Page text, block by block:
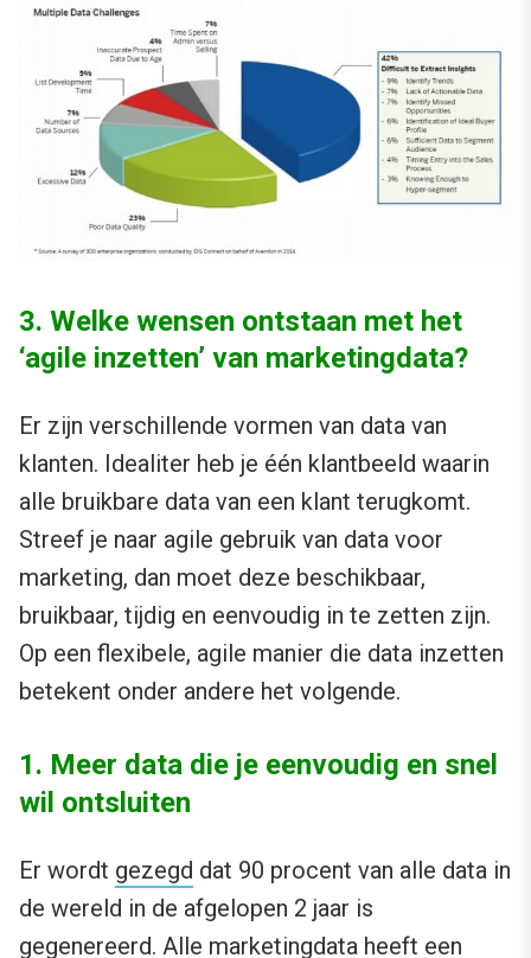
3. Welke wensen ontstaan met het
‘agile inzetten’ van marketingdata?
Er zijn verschillende vormen van data van
klanten. Idealiter heb je één klantbeeld waarin
alle bruikbare data van een klant terugkomt.
Streef je naar agile gebruik van data voor
marketing, dan moet deze beschikbaar,
bruikbaar, tijdig en eenvoudig in te zetten zijn.
Op een flexibele, agile manier die data inzetten
betekent onder andere het volgende.
1. Meer data die je eenvoudig en snel
wil ontsluiten
Er wordt gezegd dat 90 procent van alle data in
de wereld in de afgelopen 2 jaar is
gegenereerd. Alle marketingdata heeft een